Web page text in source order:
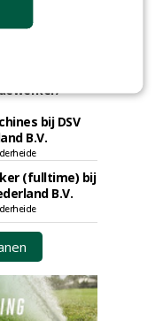
&
Diamant
bij DSV
B.V.
(fulltime) bij
B.V.